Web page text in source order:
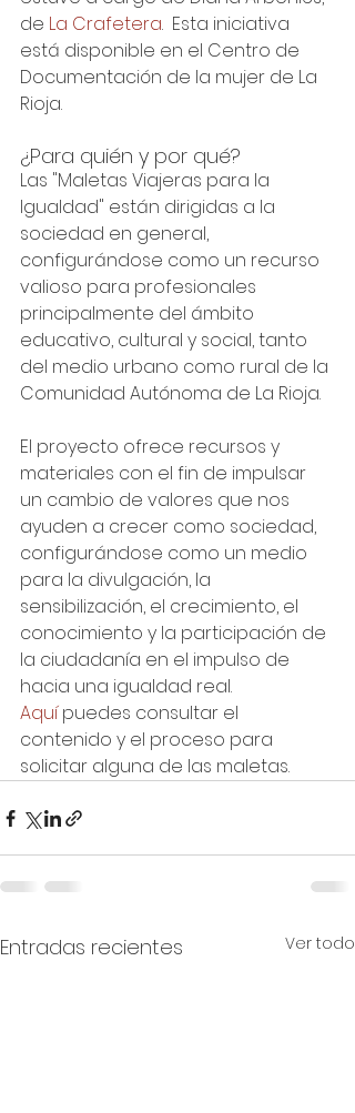
de La Crafetera.  Esta iniciativa
está disponible en el Centro de
Documentación de la mujer de La
Rioja.
¿Para quién y por qué?
Las "Maletas Viajeras para la
Igualdad" están dirigidas a la
sociedad en general,
configurándose como un recurso
valioso para profesionales
principalmente del ámbito
educativo, cultural y social, tanto
del medio urbano como rural de la
Comunidad Autónoma de La Rioja.
El proyecto ofrece recursos y
materiales con el fin de impulsar
un cambio de valores que nos
ayuden a crecer como sociedad,
configurándose como un medio
para la divulgación, la
sensibilización, el crecimiento, el
conocimiento y la participación de
la ciudadanía en el impulso de
hacia una igualdad real.
Aquí puedes consultar el
contenido y el proceso para
solicitar alguna de las maletas.
Entradas recientes Ver todo